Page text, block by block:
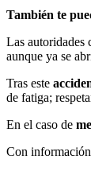
También te
Las autoridades
aunque ya se
Tras este
de fatiga;
En el caso de
Con